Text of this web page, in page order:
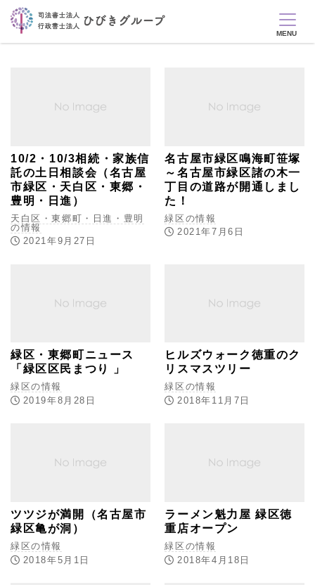
10/2・10/3相続・家族信
託の土日相談会（名古屋
市緑区・天白区・東郷・
豊明・日進）
天白区・東郷町・日進・豊明
の情報
2021年9月27日
名古屋市緑区鳴海町笹塚
～名古屋市緑区諸の木一
丁目の道路が開通しまし
た！
緑区の情報
2021年7月6日
緑区・東郷町ニュース
「緑区区民まつり 」
緑区の情報
2019年8月28日
ヒルズウォーク徳重のク
リスマスツリー
緑区の情報
2018年11月7日
ツツジが満開（名古屋市
緑区亀が洞）
緑区の情報
2018年5月1日
ラーメン魁力屋 緑区徳
重店オープン
緑区の情報
2018年4月18日